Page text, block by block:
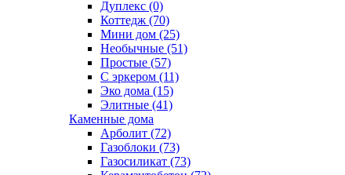
Дуплекс (0)
Коттедж (70)
Мини дом (25)
Необычные (51)
Простые (57)
С эркером (11)
Эко дома (15)
Элитные (41)
Каменные дома
Арболит (72)
Газоблоки (73)
Газосиликат (73)